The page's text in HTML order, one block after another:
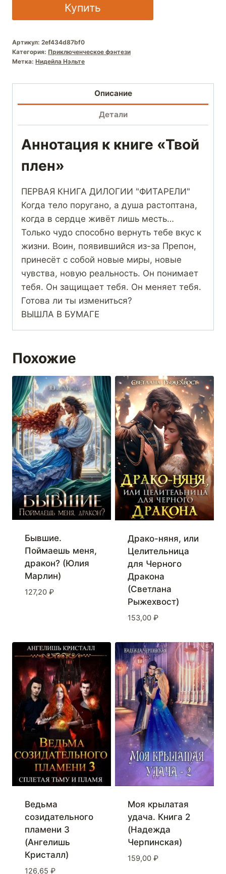
Купить
Артикул: 2ef434d87bf0
Категория: Приключенческое фэнтези
Метка: Нидейла Нэльте
Описание
Детали
Аннотация к книге «Твой
плен»
ПЕРВАЯ КНИГА ДИЛОГИИ "ФИТАРЕЛИ"
Когда тело поругано, а душа растоптана,
когда в сердце живёт лишь месть…
Только чудо способно вернуть тебе вкус к
жизни. Воин, появившийся из-за Препон,
принесёт с собой новые миры, новые
чувства, новую реальность. Он понимает
тебя. Он защищает тебя. Он меняет тебя.
Готова ли ты измениться?
ВЫШЛА В БУМАГЕ
Похожие
Бывшие.
Поймаешь меня,
дракон? (Юлия
Марлин)
127,20 ₽
Драко-няня, или
Целительница
для Черного
Дракона
(Светлана
Рыжехвост)
153,00 ₽
Ведьма
созидательного
пламени 3
(Ангелишь
Кристалл)
126,65 ₽
Моя крылатая
удача. Книга 2
(Надежда
Черпинская)
159,00 ₽